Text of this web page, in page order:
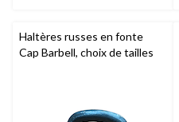
Haltères russes en fonte
Cap Barbell, choix de tailles